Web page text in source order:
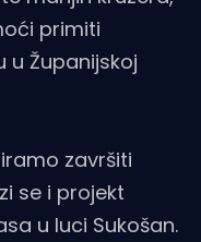
primiti
Županijskoj
završiti
se i projekt
u luci Sukošan.